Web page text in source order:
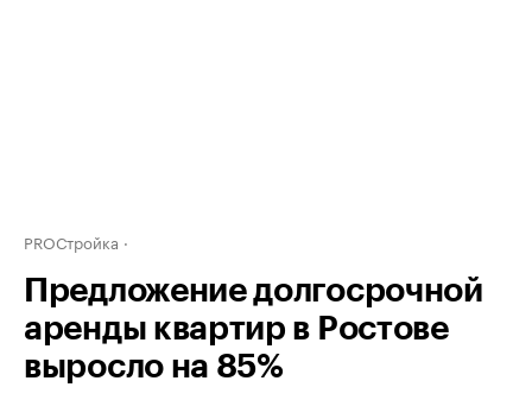
PROСтройка
Предложение долгосрочной
аренды квартир в Ростове
выросло на 85%